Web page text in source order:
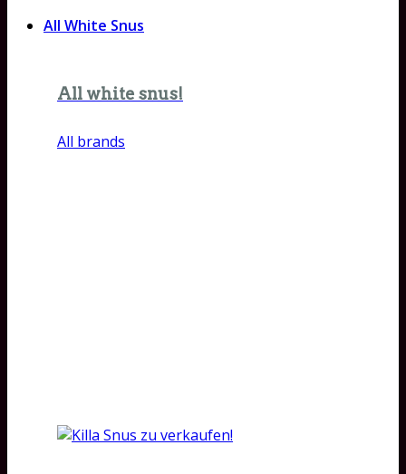
All White Snus
All white snus!
All brands